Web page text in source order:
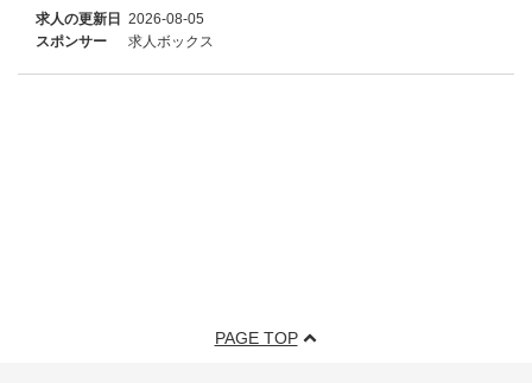
求人の更新日
2026-08-05
スポンサー
求人ボックス
PAGE TOP